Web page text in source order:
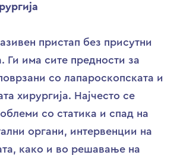
пристап без присутни
Ги има сите предности за
со лапароскопската и
хирургија. Најчесто се
со статика и спад на
органи, интервенции на
како и во решавање на